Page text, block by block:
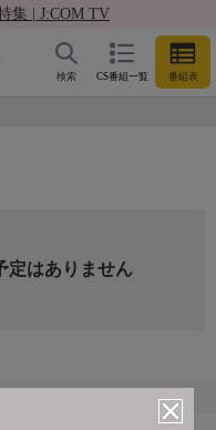
集 | J:COM TV
CS番組一覧 番組表
検索
定はありません